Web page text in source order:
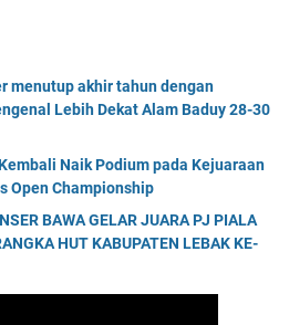
menutup akhir tahun dengan
Lebih Dekat Alam Baduy 28-30
Naik Podium pada Kejuaraan
Open Championship
BAWA GELAR JUARA PJ PIALA
HUT KABUPATEN LEBAK KE-